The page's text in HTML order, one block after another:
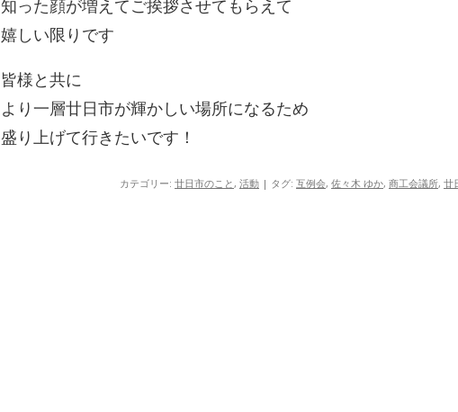
知った顔が増えてご挨拶させてもらえて
嬉しい限りです
皆様と共に
より一層廿日市が輝かしい場所になるため
盛り上げて行きたいです！
カテゴリー: 廿日市のこと , 活動 | タグ: 互例会, 佐々木 ゆか, 商工会議所, 廿